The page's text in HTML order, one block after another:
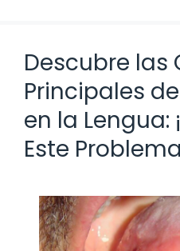
Descubre las
Principales
en la Lengua:
Este